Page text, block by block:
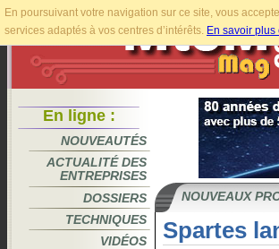
En poursuivant votre navigation sur ce site, vous
services adaptés à vos centres d’intérêts. En savoir
En ligne :
NOUVEAUTÉS
ACTUALITÉ DES
ENTREPRISES
DOSSIERS
TECHNIQUES
VIDÉOS
NOUVEAUX
Spartes